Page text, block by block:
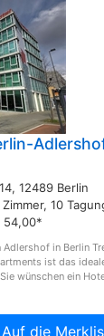
12489 Berlin
10
54,00*
Adlershof in Berlin
ist das
wünschen ein
Auf die